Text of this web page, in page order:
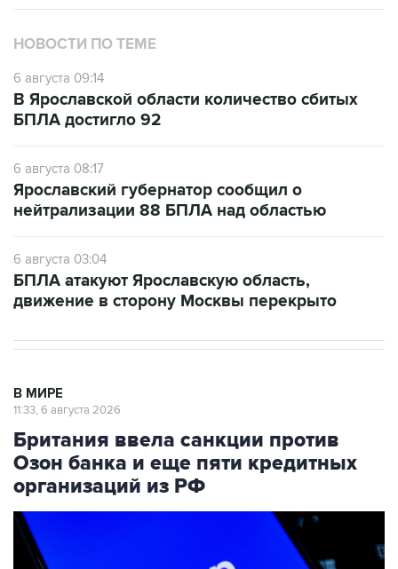
НОВОСТИ ПО ТЕМЕ
6 августа 09:14
В Ярославской области количество сбитых
БПЛА достигло 92
6 августа 08:17
Ярославский губернатор сообщил о
нейтрализации 88 БПЛА над областью
6 августа 03:04
БПЛА атакуют Ярославскую область,
движение в сторону Москвы перекрыто
В МИРЕ
11:33, 6 августа 2026
Британия ввела санкции против
Озон банка и еще пяти кредитных
организаций из РФ